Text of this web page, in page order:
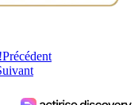
Précédent